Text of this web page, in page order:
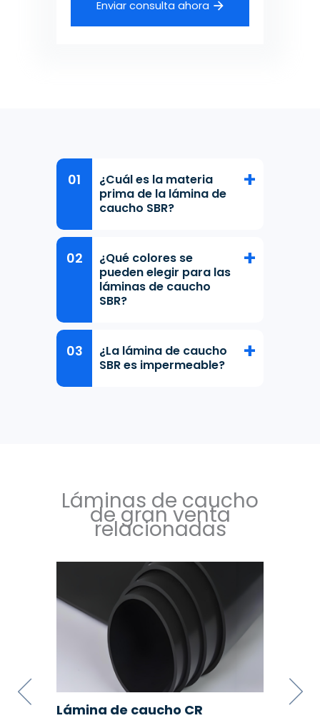
Enviar consulta ahora
¿Cuál es la materia
prima de la lámina de
caucho SBR?
¿Qué colores se
pueden elegir para las
láminas de caucho
SBR?
¿La lámina de caucho
SBR es impermeable?
Láminas de caucho
de gran venta
relacionadas
Lámina de caucho CR